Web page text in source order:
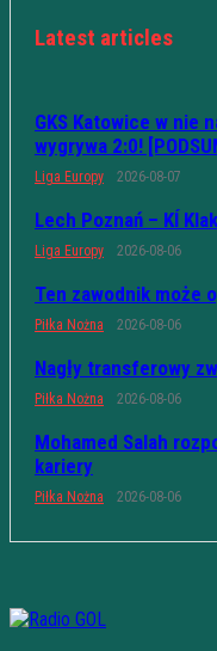
Latest articles
GKS Katowice w nie
wygrywa 2:0!
Liga Europy 2026-08-07
Lech Poznań – KÍ
Liga Europy 2026-08-06
Ten zawodnik może
Piłka Nożna 2026-08-06
Nagły transferowy
Piłka Nożna 2026-08-06
Mohamed Salah
kariery
Piłka Nożna 2026-08-06